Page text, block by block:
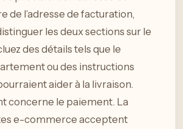
de l’adresse de facturation,
les deux sections sur le
des détails tels que le
ou des instructions
aider à la livraison.
concerne le paiement. La
e-commerce acceptent